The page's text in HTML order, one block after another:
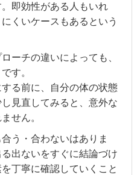
即効性がある人もいれ
くいケースもあるという
ーチの違いによっても、
す。
する前に、自分の体の状態
見直してみると、意外な
せん。
う・合わないはありま
出ないをすぐに結論づけ
丁寧に確認していくこと